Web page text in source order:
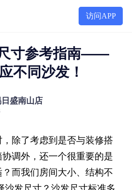
访问APP
寸参考指南——
不同沙发！
盛南山店
除了考虑到是否与装修搭
调外，还一个很重要的是
而我们房间大小、结构不